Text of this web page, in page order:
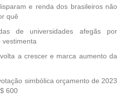
e renda dos brasileiros não
quê
de universidades afegãs por
vestimenta
a crescer e marca aumento da
simbólica orçamento de 2023
600